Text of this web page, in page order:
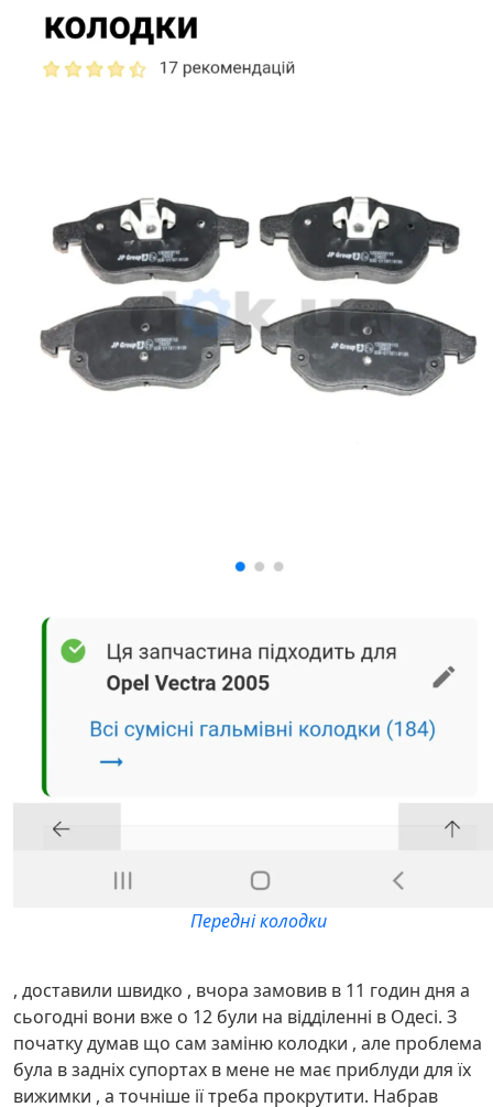
Передні колодки
, доставили швидко , вчора замовив в 11 годин дня а
сьогодні вони вже о 12 були на відділенні в Одесі. З
початку думав що сам заміню колодки , але проблема
була в задніх супортах в мене не має приблуди для їх
вижимки , а точніше ії треба прокрутити. Набрав